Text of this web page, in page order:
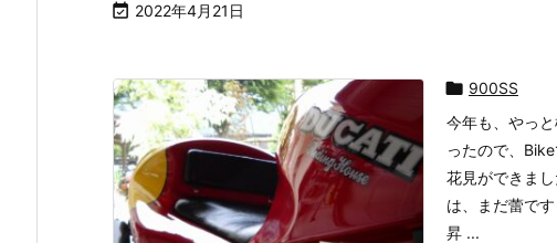
 2022年4月21日
 900SS
今年も、やっ
ったので、
花見ができま
は、まだ蕾で
昇 ...